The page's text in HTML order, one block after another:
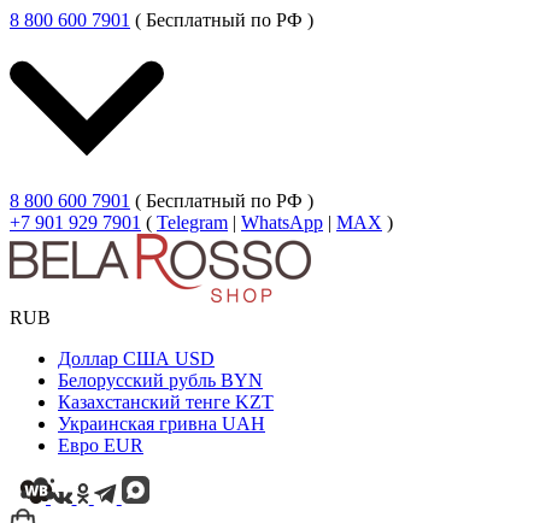
8 800 600 7901 ( Бесплатный по РФ )
8 800 600 7901 ( Бесплатный по РФ )
+7 901 929 7901 ( Telegram | WhatsApp | MAX )
RUB
Доллар США USD
Белорусский рубль BYN
Казахстанский тенге KZT
Украинская гривна UAH
Евро EUR